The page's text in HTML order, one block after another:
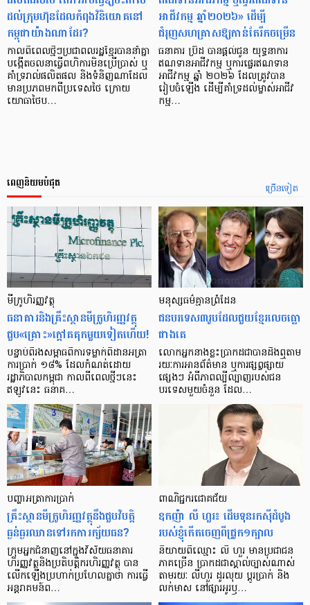
ដល់ក្រុមហ៊ុនដែលកំពុងវិនិយោគនៅ
កម្ពុជាយ៉ាងណាដែរ?
កាលពីពេលថ្មីៗប្រជាពលរដ្ឋខ្មែរបាននាំគ្នា
បង្កើតចលនាធ្វើពហិការមិនប្រើប្រាស់ ឬ
គាំទ្ររាល់ផលិតផល និងទំនិញណាដែល
មានប្រភពមកពីប្រទេសថៃ ក្រោយ
យោធាថៃប…
អាជីវកម្ម ឆ្នាំ២០២៦» ដើម្បី
ជំរុញសហគ្រាសឱ្យកាន់តែរីកចម្រើន
ធនាគារ ប្រ៊ីដ បានផ្តល់ជូន យុទ្ធនាការ
ឥណទានអាជីវកម្ម ឬការផ្ទេរឥណទាន
អាជីវកម្ម ឆ្នាំ ២០២៦ ដែលត្រូវបាន
រៀបចំឡើង ដើម្បីគាំទ្រដល់ម្ចាស់អាជីវ
កម្ម…
ច្រើនទៀត
ពេញនិយមបំផុត
មីក្រូ​ហិរញ្ញវត្ថុ
ធនាគារ​និង​គ្រឹះស្ថាន​មីក្រូ​ហិរញ្ញវត្ថុ​
ជួប«គ្រោះ»ក្តៅ​គគុក​មួយ​ទៀត​ហើយ!
បន្ទាប់​ពី​រង​សម្ពាធ​​ពី​ការ​ទម្លាក់​ពិដាន​អត្រា​
ការ​ប្រាក់ ១៨​% ដែល​កំណត់​ដោយ​
រដ្ឋាភិបាល​កម្ពុជា កាល​ពី​ពេល​ថ្មីៗ​នេះ
ឥឡូវ​នេះ ធនាគ…
មនុស្ស​ធម៌​គ្មាន​ព្រំដែន
ជន​បរទេស​៣​រូប​ដែល​ជួយ​ខ្មែរ​លេច​ធ្លោ​
ជាង​គេ
លោកអ្នក​នាង​ខ្លះ​ប្រាកដ​ជា​បាន​​ដឹង​ឮ​តាម​
រយៈ​ការ​អាន​ព័ត៌មាន ឬ​ការ​ផ្សព្វផ្សាយ​
ផ្សេងៗ អំពី​ភាព​ល្បីល្បាញ​របស់​ជន​
បរទេស​មួយ​ចំនួន ដែល…
បញ្ហា​អត្រា​ការប្រាក់
គ្រឹះស្ថាន​មីក្រូ​ហិរញ្ញវត្ថុ​នឹង​ជួប​វិបត្តិ​
ធ្ងន់ធ្ងរ​ឈាន​ទៅ​រក​ការ​ក្ស័យធន?
ក្រុម​អ្នក​ជំនាញ​នៅ​ក្នុង​វិស័យ​ធនាគារ
ហិរញ្ញវត្ថុ​និង​ប្រតិបត្តិករ​ហិរញ្ញ​វត្ថុ បាន​​
លើក​ឡើង​ប្រហាក់​ប្រហែល​គ្នា​ថា ការ​ធ្វើ​
អន្តរាគមន៍​ព…
ពាណិជ្ជករជោគជ័យ
ឧកញ៉ា លី ហួរ៖ ដើមទុនរកស៊ីដំបូង
របស់ខ្ញុំកើតចេញពីជ្រូក១ក្បាល
និយាយ​ពី​ឈ្មោះ លី ហួរ មាន​ប្រជាជន​
ភាគ​ច្រើន ប្រាកដ​ជា​ស្គាល់​ច្បាស់​ណាស់
តាមរយៈ លីហួរ ដូរ​លុយ ប្តូរ​បា្រក់ និង​
លក់​មាស នៅ​ផ្សារ​អូរ​ឫ…